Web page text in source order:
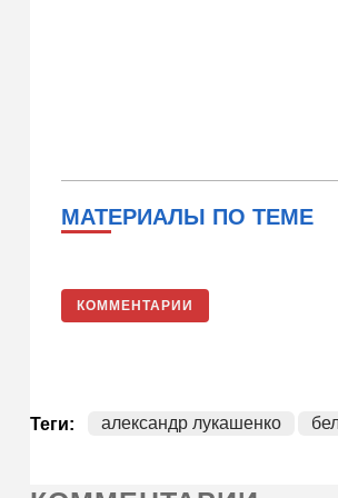
МАТЕРИАЛЫ ПО ТЕМЕ
КОММЕНТАРИИ
Теги: александр лукашенко